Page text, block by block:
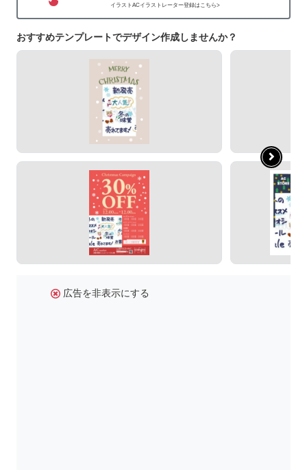
イラストACイラストレーター登録はこちら>
おすすめテンプレートでデザイン作成しませんか？
広告を非表示にする